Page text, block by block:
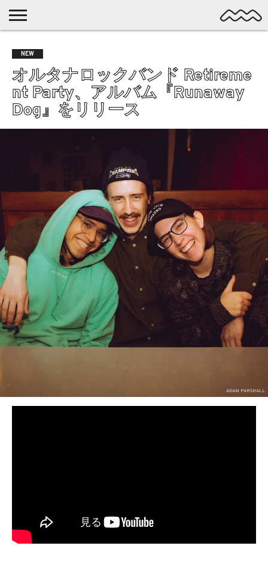
MUSIC
LATEST
POSTS
SPOTLIGHT
NYP
/ DL
DISCOVERY
ALTERNATIVE
ELECTRONIC
SSW
EXPERIMENTAL
SYNTHPOP
PUNK
SHOEGAZE
SOUL
BEDROOM
NEW
オルタナロックバンド Retireme
nt Party、アルバム『Runaway
Dog』をリリース
ADAM PARSHALL